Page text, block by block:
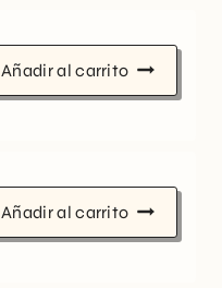
Añadir al carrito
Añadir al carrito